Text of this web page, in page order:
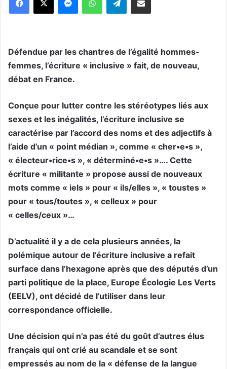
Défendue par les chantres de l’égalité hommes-
femmes, l’écriture « inclusive » fait, de nouveau,
débat en France.
Conçue pour lutter contre les stéréotypes liés aux
sexes et les inégalités, l’écriture inclusive se
caractérise par l’accord des noms et des adjectifs à
l’aide d’un « point médian », comme « cher•e•s »,
« électeur•rice•s », « déterminé•e•s »…. Cette
écriture « militante » propose aussi de nouveaux
mots comme « iels » pour « ils/elles », « toustes »
pour « tous/toutes », « celleux » pour
« celles/ceux »…
D’actualité il y a de cela plusieurs années, la
polémique autour de l’écriture inclusive a refait
surface dans l’hexagone après que des députés d’un
parti politique de la place, Europe Écologie Les Verts
(EELV), ont décidé de l’utiliser dans leur
correspondance officielle.
Une décision qui n’a pas été du goût d’autres élus
français qui ont crié au scandale et se sont
empressés au nom de la « défense de la langue